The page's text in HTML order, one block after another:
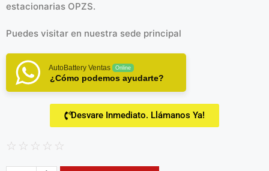
estacionarias OPZS.
Puedes visitar en nuestra sede principal
AutoBattery Ventas Online
¿Cómo podemos ayudarte?
Desvare Inmediato. Llámanos Ya!
☆ ☆ ☆ ☆ ☆